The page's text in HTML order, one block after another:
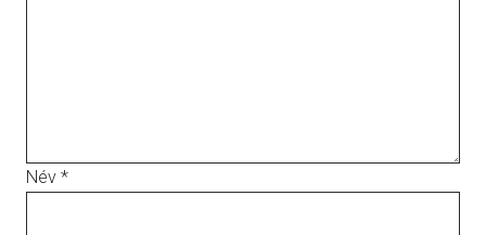
Név *